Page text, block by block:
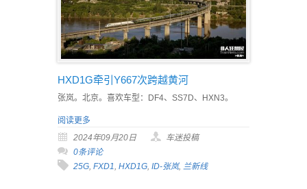
HXD1G牵引Y667次跨越黄河
张岚。北京。喜欢车型：DF4、SS7D、HXN3。
阅读更多
2024年09月20日
车迷投稿
0条评论
25G, FXD1, HXD1G, ID-张岚, 兰新线